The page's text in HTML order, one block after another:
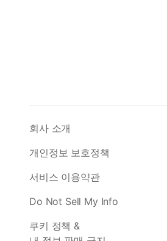
회사 소개
개인정보 보호정책
서비스 이용약관
Do Not Sell My Info
쿠키 정책 &